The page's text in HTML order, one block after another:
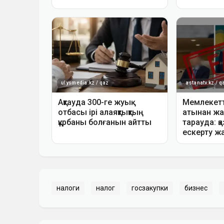
налоги налог госзакупки бизнес